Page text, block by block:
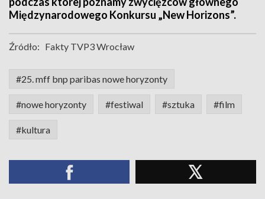
Międzynarodowego Konkursu „New Horizons”.
Źródło: Fakty TVP3 Wrocław
#25. mff bnp paribas nowe horyzonty
#nowe horyzonty #festiwal #sztuka #film
#kultura